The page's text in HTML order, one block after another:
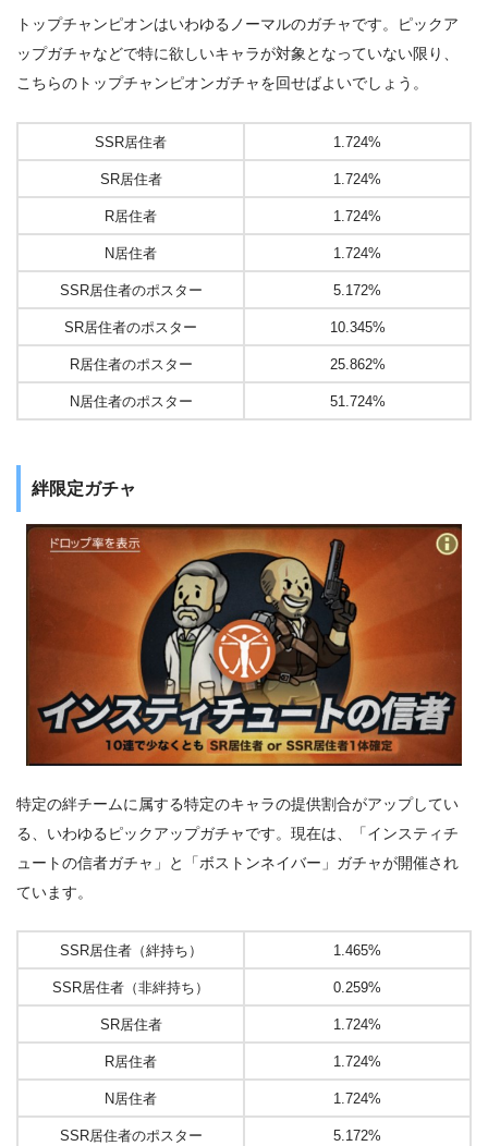
トップチャンピオンはいわゆるノーマルのガチャです。ピックア
ップガチャなどで特に欲しいキャラが対象となっていない限り、
こちらのトップチャンピオンガチャを回せばよいでしょう。
SSR居住者 1.724%
SR居住者 1.724%
R居住者 1.724%
N居住者 1.724%
SSR居住者のポスター 5.172%
SR居住者のポスター 10.345%
R居住者のポスター 25.862%
N居住者のポスター 51.724%
絆限定ガチャ
特定の絆チームに属する特定のキャラの提供割合がアップしてい
る、いわゆるピックアップガチャです。現在は、「インスティチ
ュートの信者ガチャ」と「ボストンネイバー」ガチャが開催され
ています。
SSR居住者（絆持ち） 1.465%
SSR居住者（非絆持ち） 0.259%
SR居住者 1.724%
R居住者 1.724%
N居住者 1.724%
SSR居住者のポスター 5.172%